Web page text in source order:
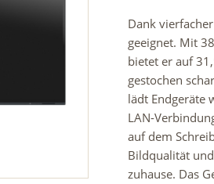
Dank
geeignet. Mit
bietet er auf
gestochen
lädt Endgeräte
LAN-
auf dem
Bildqualität
zuhause. Das